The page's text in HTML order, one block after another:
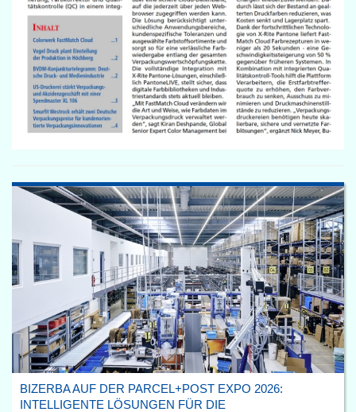
BIZERBA AUF DER PARCEL+POST EXPO 2026:
INTELLIGENTE LÖSUNGEN FÜR DIE